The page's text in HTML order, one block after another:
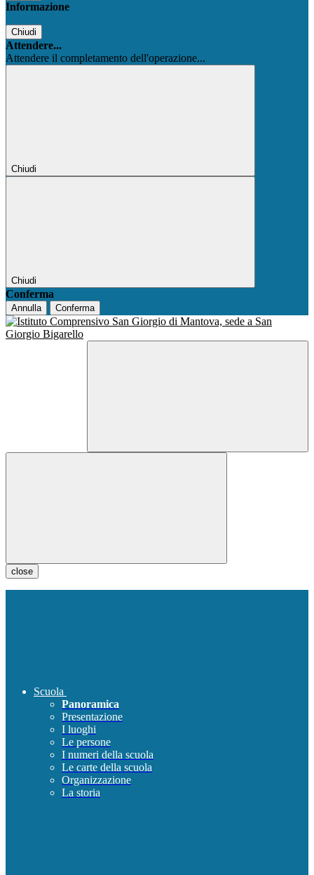
Informazione
Chiudi
Attendere...
Attendere il completamento dell'operazione...
Chiudi
Chiudi
Conferma
Annulla Conferma
close
Scuola
Panoramica
Presentazione
I luoghi
Le persone
I numeri della scuola
Le carte della scuola
Organizzazione
La storia